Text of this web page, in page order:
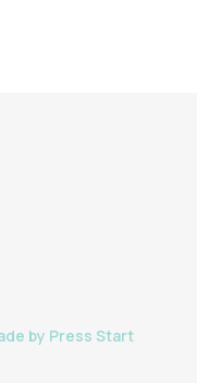
by Press Start